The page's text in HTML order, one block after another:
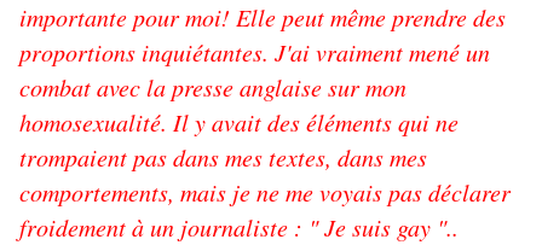
importante pour moi! Elle peut même prendre des
proportions inquiétantes. J'ai vraiment mené un
combat avec la presse anglaise sur mon
homosexualité. Il y avait des éléments qui ne
trompaient pas dans mes textes, dans mes
comportements, mais je ne me voyais pas déclarer
froidement à un journaliste : " Je suis gay "..